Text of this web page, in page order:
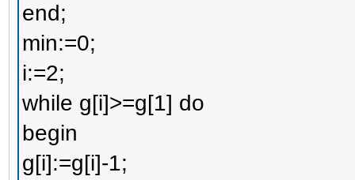
end;
min:=0;
i:=2;
while g[i]>=g[1] do
begin
g[i]:=g[i]-1;